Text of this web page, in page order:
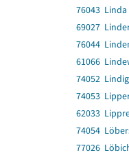
76043 Linda
69027
76044
61066
74052 Lindig
74053
62033
74054
77026